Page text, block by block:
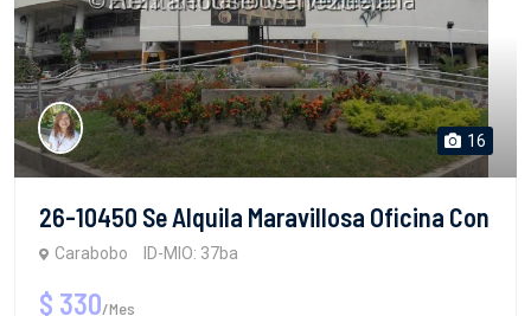
16
26-10450 Se Alquila Maravillosa Oficina Con
Carabobo ID-MIO: 37ba
$ 330/Mes